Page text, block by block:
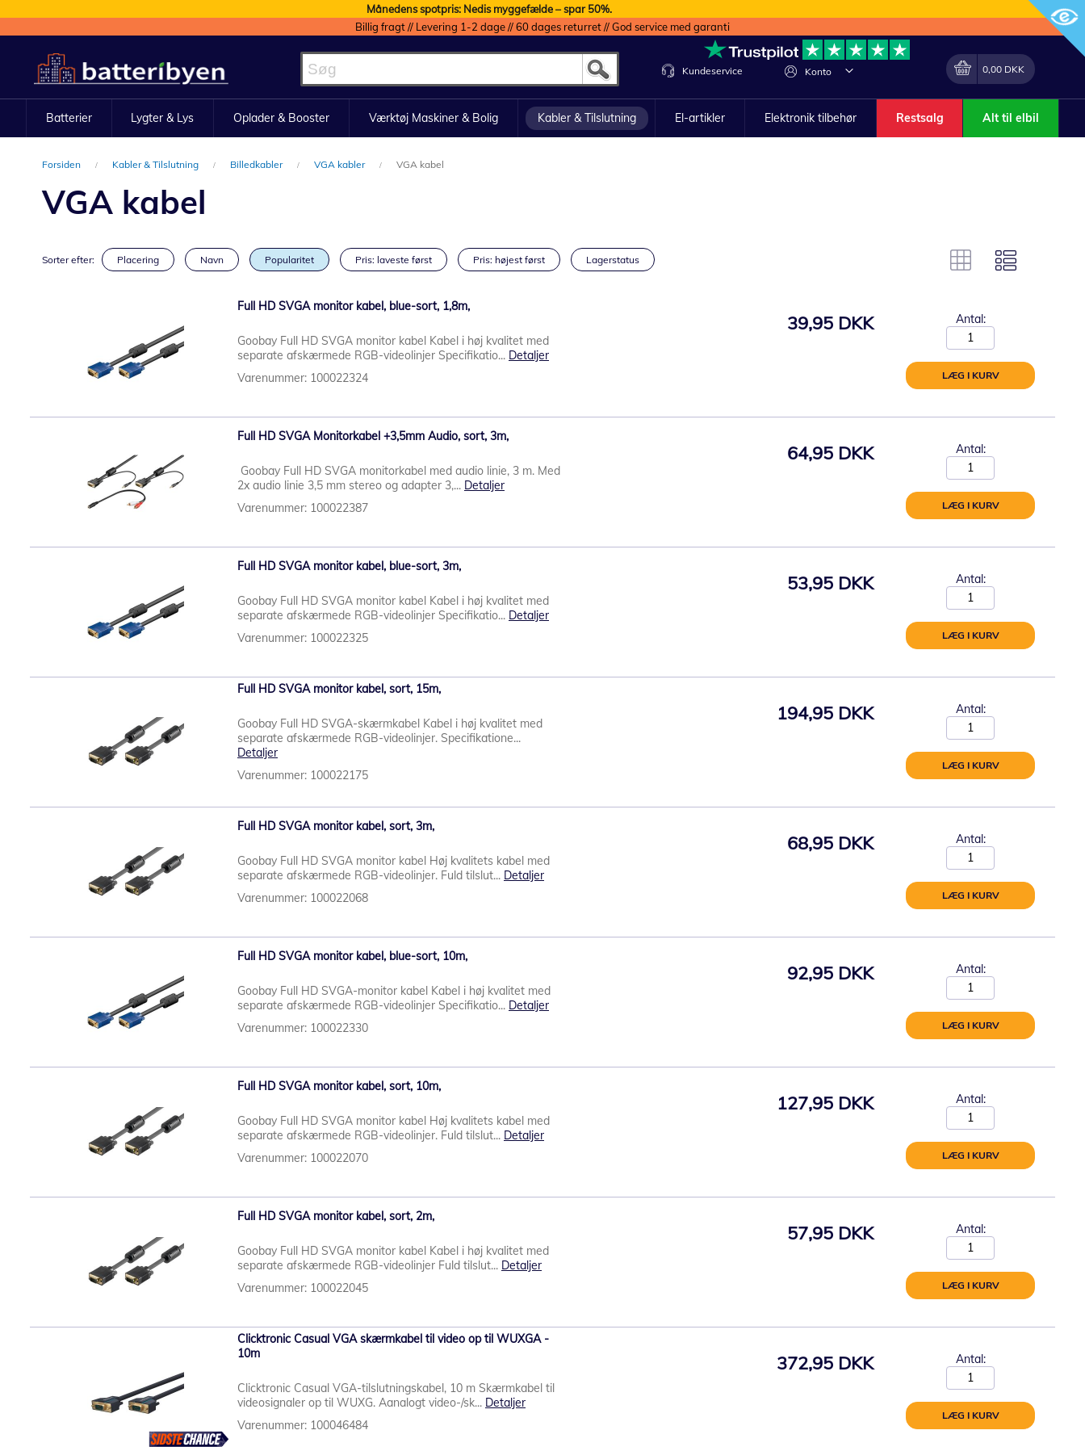
Månedens spotpris: Nedis myggefælde – spar 50%.
Billig fragt // Levering 1-2 dage // 60 dages returret // God service med garanti
to
Content
Konto
Lave
Min indkøbskurv
0,00 DKK
Kundeservice
Batterier Lygter & Lys Oplader & Booster Værktøj Maskiner & Bolig Kabler & Tilslutning El-artikler Elektronik tilbehør Restsalg Alt til elbil
Forsiden Kabler & Tilslutning Billedkabler VGA kabler VGA kabel
VGA kabel
Sorter efter: Placering Navn Popularitet Pris: laveste først Pris: højest først Lagerstatus
Full HD SVGA monitor kabel, blue-sort, 1,8m,
Goobay Full HD SVGA monitor kabel Kabel i høj kvalitet med
separate afskærmede RGB-videolinjer Specifikatio... Detaljer
Varenummer: 100022324
39,95 DKK Antal:
LÆG I KURV
Full HD SVGA Monitorkabel +3,5mm Audio, sort, 3m,
Goobay Full HD SVGA monitorkabel med audio linie, 3 m. Med
2x audio linie 3,5 mm stereo og adapter 3,... Detaljer
Varenummer: 100022387
64,95 DKK Antal:
LÆG I KURV
Full HD SVGA monitor kabel, blue-sort, 3m,
Goobay Full HD SVGA monitor kabel Kabel i høj kvalitet med
separate afskærmede RGB-videolinjer Specifikatio... Detaljer
Varenummer: 100022325
53,95 DKK Antal:
LÆG I KURV
Full HD SVGA monitor kabel, sort, 15m,
Goobay Full HD SVGA-skærmkabel Kabel i høj kvalitet med
separate afskærmede RGB-videolinjer. Specifikatione...
Detaljer
Varenummer: 100022175
194,95 DKK Antal:
LÆG I KURV
Full HD SVGA monitor kabel, sort, 3m,
Goobay Full HD SVGA monitor kabel Høj kvalitets kabel med
separate afskærmede RGB-videolinjer. Fuld tilslut... Detaljer
Varenummer: 100022068
68,95 DKK Antal:
LÆG I KURV
Full HD SVGA monitor kabel, blue-sort, 10m,
Goobay Full HD SVGA-monitor kabel Kabel i høj kvalitet med
separate afskærmede RGB-videolinjer Specifikatio... Detaljer
Varenummer: 100022330
92,95 DKK Antal:
LÆG I KURV
Full HD SVGA monitor kabel, sort, 10m,
Goobay Full HD SVGA monitor kabel Høj kvalitets kabel med
separate afskærmede RGB-videolinjer. Fuld tilslut... Detaljer
Varenummer: 100022070
127,95 DKK Antal:
LÆG I KURV
Full HD SVGA monitor kabel, sort, 2m,
Goobay Full HD SVGA monitor kabel Kabel i høj kvalitet med
separate afskærmede RGB-videolinjer Fuld tilslut... Detaljer
Varenummer: 100022045
57,95 DKK Antal:
LÆG I KURV
Clicktronic Casual VGA skærmkabel til video op til WUXGA -
10m
Clicktronic Casual VGA-tilslutningskabel, 10 m Skærmkabel til
videosignaler op til WUXG. Aanalogt video-/sk... Detaljer
Varenummer: 100046484
372,95 DKK Antal:
LÆG I KURV